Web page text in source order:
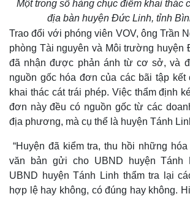
Một trong số hàng chục điểm khai thác
địa bàn huyện Đức Linh, tỉnh
Trao đổi với phóng viên VOV, ông Trần
phòng Tài nguyên và Môi trường huyện
đã nhận được phản ánh từ cơ sở, và
nguồn gốc hóa đơn của các bãi tập kết
khai thác cát trái phép. Việc thẩm định
đơn này đều có nguồn gốc từ các
địa phương, mà cụ thể là huyện Tánh
“Huyện đã kiểm tra, thu hồi những
văn bản gửi cho UBND huyện Tánh
UBND huyện Tánh Linh thẩm tra lại
hợp lệ hay không, có đúng hay không.